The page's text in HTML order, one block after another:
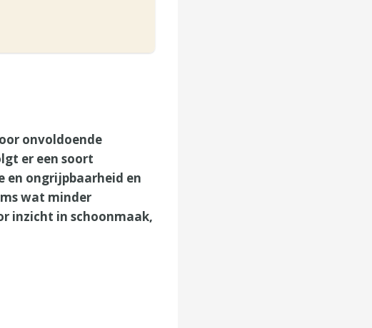
onvoldoende
er een soort
en ongrijpbaarheid en
wat minder
inzicht in schoonmaak,